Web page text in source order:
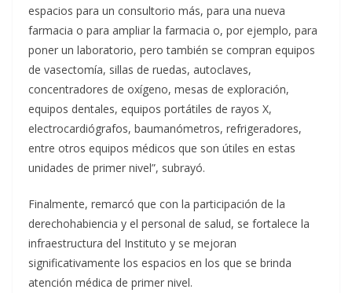
espacios para un consultorio más, para una nueva
farmacia o para ampliar la farmacia o, por ejemplo, para
poner un laboratorio, pero también se compran equipos
de vasectomía, sillas de ruedas, autoclaves,
concentradores de oxígeno, mesas de exploración,
equipos dentales, equipos portátiles de rayos X,
electrocardiógrafos, baumanómetros, refrigeradores,
entre otros equipos médicos que son útiles en estas
unidades de primer nivel”, subrayó.
Finalmente, remarcó que con la participación de la
derechohabiencia y el personal de salud, se fortalece la
infraestructura del Instituto y se mejoran
significativamente los espacios en los que se brinda
atención médica de primer nivel.